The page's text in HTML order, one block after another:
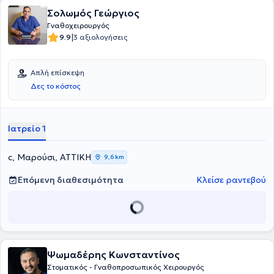
Σολωμός Γεώργιος
Γναθοχειρουργός
9.9|3 αξιολογήσεις
Απλή επίσκεψη
Δες το κόστος
Ιατρείο 1
c, Μαρούσι, ΑΤΤΙΚΗ 9,6 km
Επόμενη διαθεσιμότητα Κλείσε ραντεβού
Ψωμαδέρης Κωνσταντίνος
Στοματικός - Γναθοπροσωπικός Χειρουργός